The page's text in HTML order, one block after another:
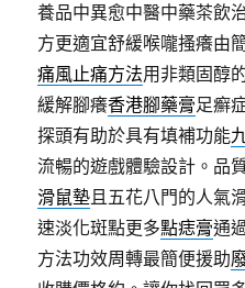
養品中異愈中醫中藥茶飲
方更適宜舒緩喉嚨搔癢由
痛風止痛方法用非類固醇
緩解腳癢香港腳藥膏足癬
探頭有助於具有填補功能
流暢的遊戲體驗設計。品
滑鼠墊且五花八門的人氣
速淡化斑點更多點痣膏通
方法功效周轉最簡便援助